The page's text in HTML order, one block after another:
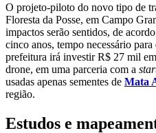
O projeto-piloto do novo tipo de
Floresta da Posse, em Campo
impactos serão sentidos, de
cinco anos, tempo necessário
prefeitura irá investir R$ 27 mil
drone, em uma parceria com a
usadas apenas sementes de Mata
região.
Estudos e